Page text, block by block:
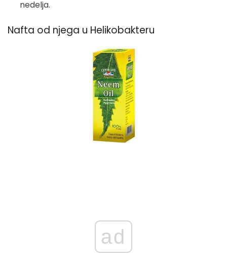
nedelja.
Nafta od njega u Helikobakteru
ad